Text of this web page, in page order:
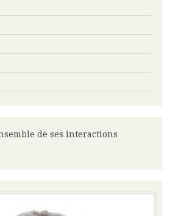
de ses interactions